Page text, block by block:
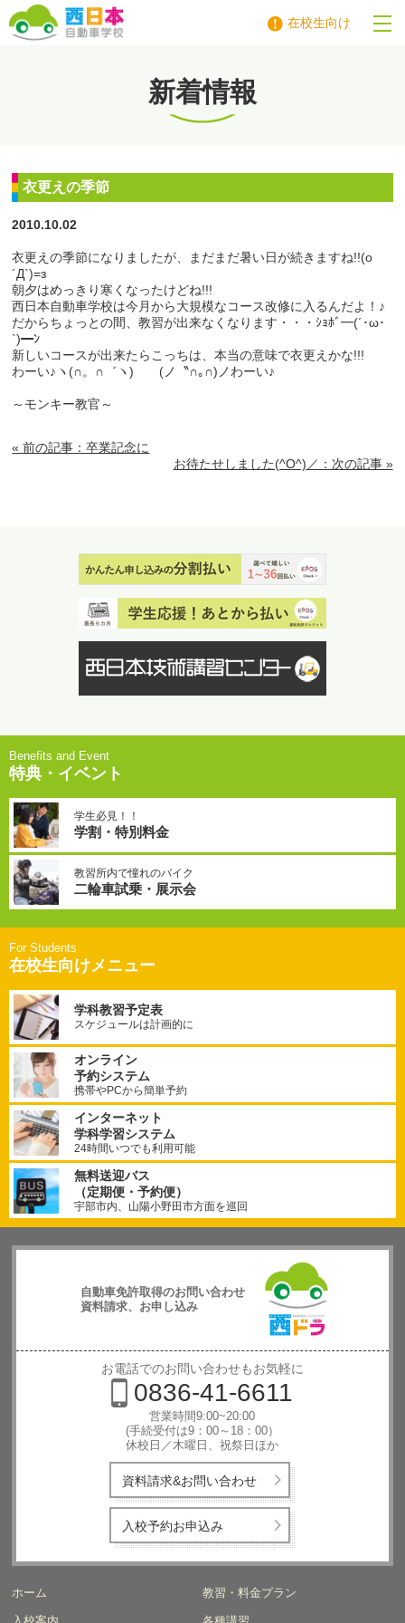
在校生向け
新着情報
衣更えの季節
2010.10.02
衣更えの季節になりましたが、まだまだ暑い日が続きますね!!(o
´Д`)=з
朝夕はめっきり寒くなったけどね!!!
西日本自動車学校は今月から大規模なコース改修に入るんだよ！♪
だからちょっとの間、教習が出来なくなります・・・ｼｮﾎﾞ━(´･ω･
`)━ﾝ
新しいコースが出来たらこっちは、本当の意味で衣更えかな!!!
わーい♪ヽ(∩。∩゛ヽ) (ノ〝∩｡∩)ノわーい♪
～モンキー教官～
« 前の記事：卒業記念に
お待たせしました(^O^)／：次の記事 »
特典・イベント
学生必見！！
学割・特別料金
教習所内で憧れのバイク
二輪車試乗・展示会
在校生向けメニュー
学科教習予定表
スケジュールは計画的に
オンライン
予約システム
携帯やPCから簡単予約
インターネット
学科学習システム
24時間いつでも利用可能
無料送迎バス
（定期便・予約便）
宇部市内、山陽小野田市方面を巡回
自動車免許取得のお問い合わせ
資料請求、お申し込み
西日本自動
車学校
お電話でのお問い合わせもお気軽に
0836-41-6611
営業時間9:00~20:00
(手続受付は9：00～18：00）
休校日／木曜日、祝祭日ほか
資料請求&お問い合わせ
入校予約お申込み
ホーム 教習・料金プラン